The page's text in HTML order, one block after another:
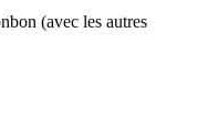
(avec les autres